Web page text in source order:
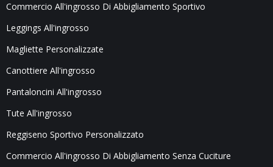
Commercio All'ingrosso Di Abbigliamento Sportivo
Leggings All'ingrosso
Magliette Personalizzate
Canottiere All'ingrosso
Pantaloncini All'ingrosso
Tute All'ingrosso
Reggiseno Sportivo Personalizzato
Commercio All'ingrosso Di Abbigliamento Senza Cuciture